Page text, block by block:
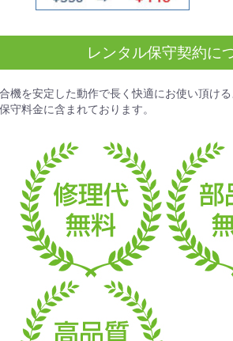
レンタル保守契約に
機を安定した動作で長く快適にお使い頂け
守料金に含まれております。